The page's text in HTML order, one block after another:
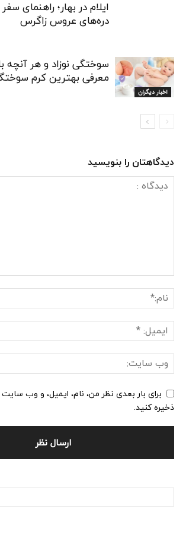
ایلام در بهار؛ راهنمای
دره‌های عروس زاگرس
اخبار دیگران
سوختگی نوزاد و هر آنچه
معرفی بهترین کرم
دیدگاهتان را بنویسید
برای بار بعدی نظر من، نام، ایمیل، و وب سایت
ذخیره کنید.